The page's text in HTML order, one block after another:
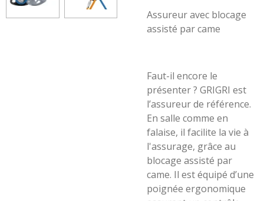
Assureur avec blocage
assisté par came
Faut-il encore le
présenter ? GRIGRI est
l’assureur de référence.
En salle comme en
falaise, il facilite la vie à
l'assurage, grâce au
blocage assisté par
came. Il est équipé d’une
poignée ergonomique